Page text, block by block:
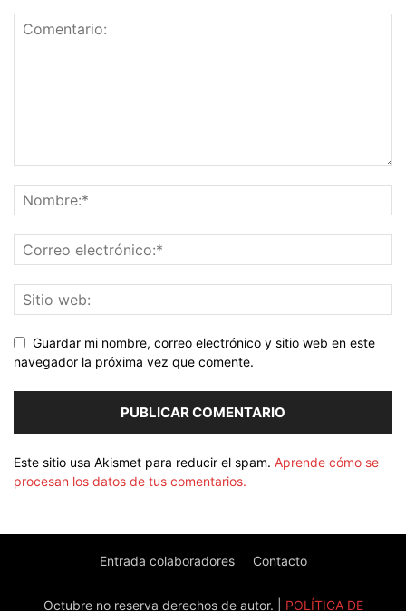
Guardar mi nombre, correo electrónico y sitio web en este
navegador la próxima vez que comente.
Este sitio usa Akismet para reducir el spam. Aprende cómo se
procesan los datos de tus comentarios.
Entrada colaboradores Contacto
Octubre no reserva derechos de autor. | POLÍTICA DE